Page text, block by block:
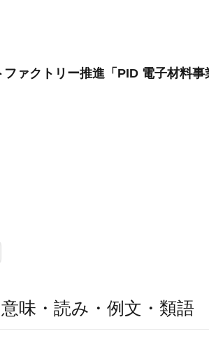
ァクトリー推進「PID 電子材料事
意味・読み・例文・類語